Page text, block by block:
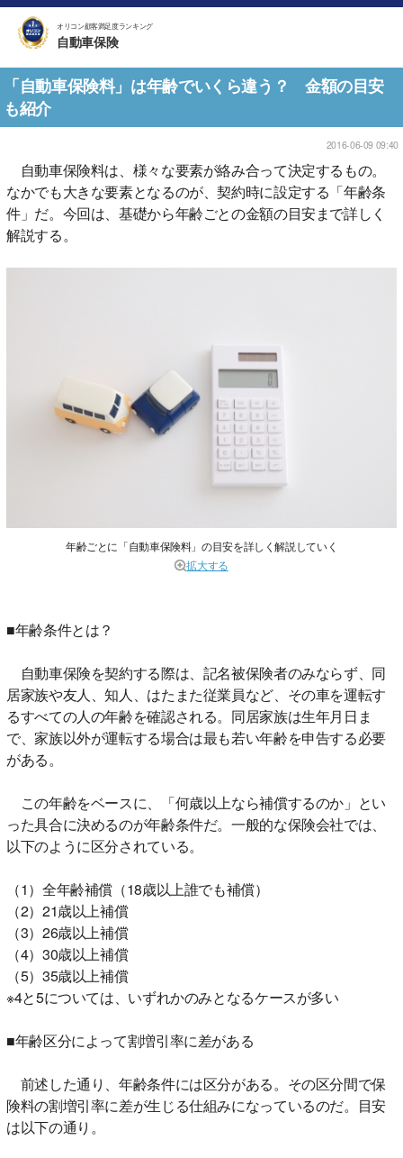
オリコン顧客満足度ランキング
自動車保険
「自動車保険料」は年齢でいくら違う？ 金額の目安
も紹介
2016-06-09 09:40
自動車保険料は、様々な要素が絡み合って決定するもの。
なかでも大きな要素となるのが、契約時に設定する「年齢条
件」だ。今回は、基礎から年齢ごとの金額の目安まで詳しく
解説する。
年齢ごとに「自動車保険料」の目安を詳しく解説していく
拡大する
■年齢条件とは？
自動車保険を契約する際は、記名被保険者のみならず、同
居家族や友人、知人、はたまた従業員など、その車を運転す
るすべての人の年齢を確認される。同居家族は生年月日ま
で、家族以外が運転する場合は最も若い年齢を申告する必要
がある。
この年齢をベースに、「何歳以上なら補償するのか」とい
った具合に決めるのが年齢条件だ。一般的な保険会社では、
以下のように区分されている。
（1）全年齢補償（18歳以上誰でも補償）
（2）21歳以上補償
（3）26歳以上補償
（4）30歳以上補償
（5）35歳以上補償
※4と5については、いずれかのみとなるケースが多い
■年齢区分によって割増引率に差がある
前述した通り、年齢条件には区分がある。その区分間で保
険料の割増引率に差が生じる仕組みになっているのだ。目安
は以下の通り。